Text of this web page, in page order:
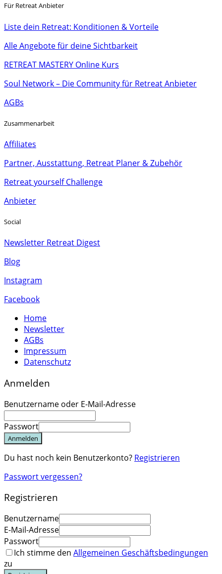
Für Retreat Anbieter
Liste dein Retreat: Konditionen & Vorteile
Alle Angebote für deine Sichtbarkeit
RETREAT MASTERY Online Kurs
Soul Network – Die Community für Retreat Anbieter
AGBs
Zusammenarbeit
Affiliates
Partner, Ausstattung, Retreat Planer & Zubehör
Retreat yourself Challenge
Anbieter
Social
Newsletter Retreat Digest
Blog
Instagram
Facebook
Home
Newsletter
AGBs
Impressum
Datenschutz
Anmelden
Benutzername oder E-Mail-Adresse
Passwort
Anmelden
Du hast noch kein Benutzerkonto? Registrieren
Passwort vergessen?
Registrieren
Benutzername
E-Mail-Adresse
Passwort
Ich stimme den Allgemeinen Geschäftsbedingungen
zu